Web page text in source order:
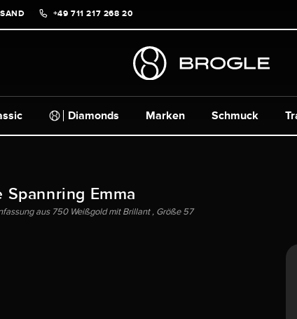
+49 711 217 268 20
Diamonds Marken Schmuck
Spannring Emma
aus 750 Weißgold mit Brillant , Größe 57